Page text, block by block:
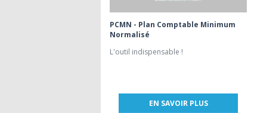
PCMN - Plan Comptable Minimum
Normalisé
L'outil indispensable !
EN SAVOIR PLUS